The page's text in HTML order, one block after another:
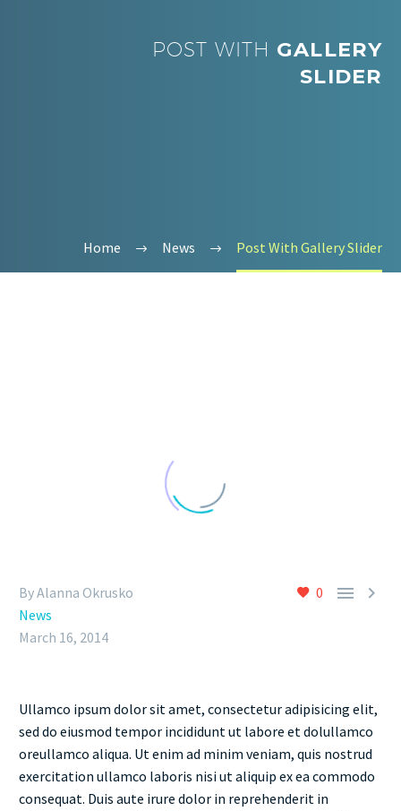
POST WITH GALLERY
SLIDER
Home News Post With Gallery Slider
0  
By Alanna Okrusko
News
March 16, 2014
Ullamco ipsum dolor sit amet, consectetur adipisicing elit,
sed do eiusmod tempor incididunt ut labore et dolullamco
oreullamco aliqua. Ut enim ad minim veniam, quis nostrud
exercitation ullamco laboris nisi ut aliquip ex ea commodo
consequat. Duis aute irure dolor in reprehenderit in